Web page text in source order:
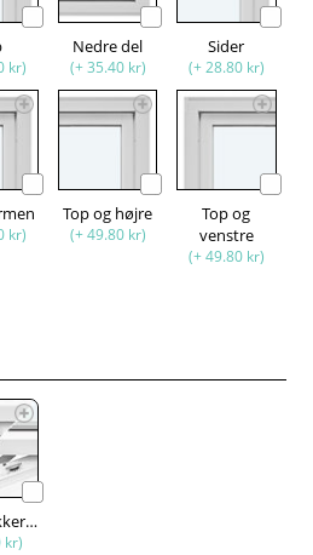
kr)
Nedre del
(+ 35.40 kr)
Sider
(+ 28.80 kr)
kr)
Top og højre
(+ 49.80 kr)
Top og
venstre
(+ 49.80 kr)
Børnesikkerhed
kr)